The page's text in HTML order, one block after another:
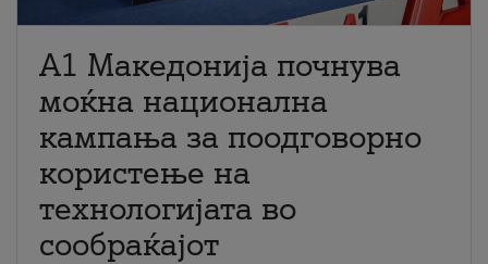
A1 Македонија почнува
моќна национална
кампања за поодговорно
користење на
технологијата во
сообраќајот